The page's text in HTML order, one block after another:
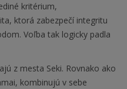
kritérium,
ktorá zabezpečí integritu
Voľba tak logicky padla
z mesta Seki. Rovnako ako
kombinujú v sebe